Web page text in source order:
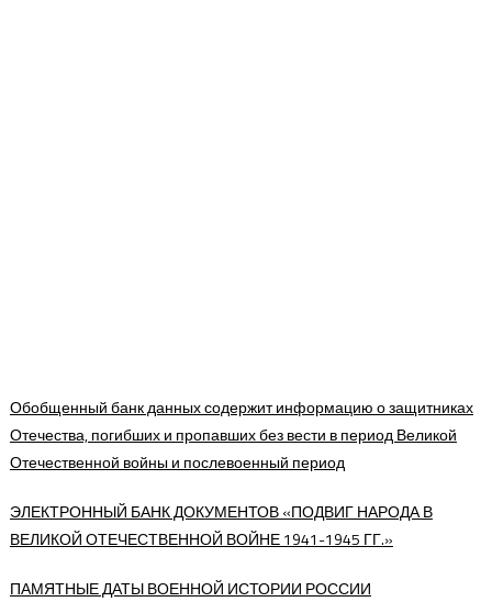
Обобщенный банк данных содержит информацию о защитниках
Отечества, погибших и пропавших без вести в период Великой
Отечественной войны и послевоенный период
ЭЛЕКТРОННЫЙ БАНК ДОКУМЕНТОВ «ПОДВИГ НАРОДА В
ВЕЛИКОЙ ОТЕЧЕСТВЕННОЙ ВОЙНЕ 1941-1945 ГГ.»
ПАМЯТНЫЕ ДАТЫ ВОЕННОЙ ИСТОРИИ РОССИИ